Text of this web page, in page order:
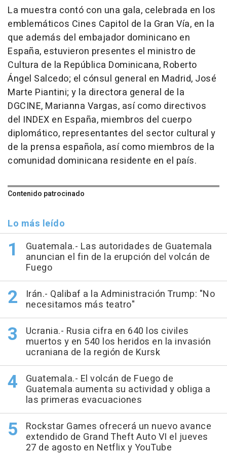
La muestra contó con una gala, celebrada en los
emblemáticos Cines Capitol de la Gran Vía, en la
que además del embajador dominicano en
España, estuvieron presentes el ministro de
Cultura de la República Dominicana, Roberto
Ángel Salcedo; el cónsul general en Madrid, José
Marte Piantini; y la directora general de la
DGCINE, Marianna Vargas, así como directivos
del INDEX en España, miembros del cuerpo
diplomático, representantes del sector cultural y
de la prensa española, así como miembros de la
comunidad dominicana residente en el país.
Contenido patrocinado
Lo más leído
Guatemala.- Las autoridades de Guatemala
anuncian el fin de la erupción del volcán de
Fuego
Irán.- Qalibaf a la Administración Trump: "No
necesitamos más teatro"
Ucrania.- Rusia cifra en 640 los civiles
muertos y en 540 los heridos en la invasión
ucraniana de la región de Kursk
Guatemala.- El volcán de Fuego de
Guatemala aumenta su actividad y obliga a
las primeras evacuaciones
Rockstar Games ofrecerá un nuevo avance
extendido de Grand Theft Auto VI el jueves
27 de agosto en Netflix y YouTube